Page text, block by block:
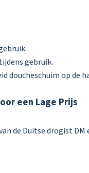
gebruik.
doucheschuim op de
een Lage Prijs
de Duitse drogist